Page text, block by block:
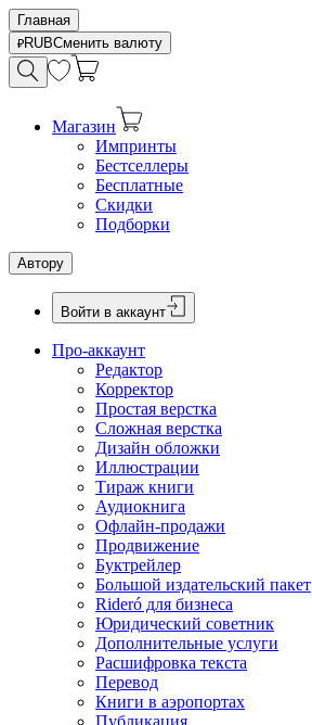
Главная
RUBСменить валюту
Магазин
Импринты
Бестселлеры
Бесплатные
Скидки
Подборки
Автору
Войти в аккаунт
Про-аккаунт
Редактор
Корректор
Простая верстка
Сложная верстка
Дизайн обложки
Иллюстрации
Тираж книги
Аудиокнига
Офлайн-продажи
Продвижение
Буктрейлер
Большой издательский пакет
Rideró для бизнеса
Юридический советник
Дополнительные услуги
Расшифровка текста
Перевод
Книги в аэропортах
Публикация